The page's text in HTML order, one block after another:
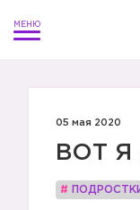
05 мая 2020
ВОТ Я
#